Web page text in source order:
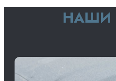
НАШИ